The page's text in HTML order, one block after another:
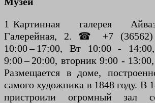
1 Картинная галерея
Галерейная, 2. ☎ +7 (36562)
10:00 – 17:00, Вт 10:00 -
9:00 – 20:00, вторник 9:00 -
Размещается в доме,
самого художника в 1848 году. В
пристроили огромный зал